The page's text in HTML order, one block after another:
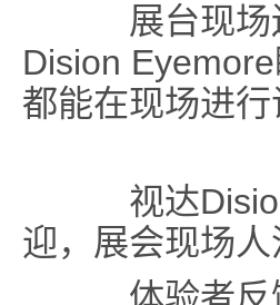
展台现场还
Dision
都能在现场进行
视达Dision
迎，展会现场人